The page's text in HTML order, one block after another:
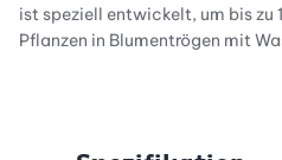
ist speziell entwickelt, um bis zu
Pflanzen in Blumentrögen mit